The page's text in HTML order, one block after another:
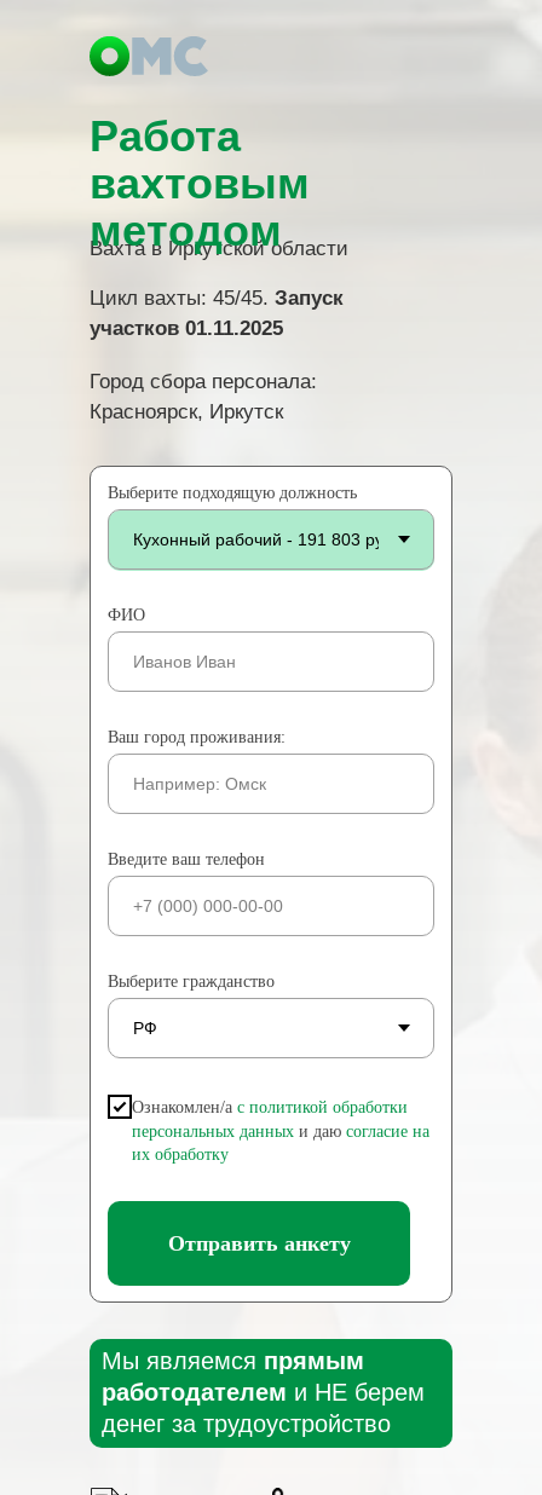
Вахта в Иркутской области
Работа
вахтовым
методом
Мы являемся прямым
работодателем и НЕ берем
денег за трудоустройство
Цикл вахты: 45/45. Запуск
участков 01.11.2025
Город сбора персонала:
Красноярск, Иркутск
Выберите подходящую должность
ФИО
Ваш город проживания:
Введите ваш телефон
Выберите гражданство
Ознакомлен/а с политикой обработки
персональных данных и даю согласие на
их обработку
Отправить анкету